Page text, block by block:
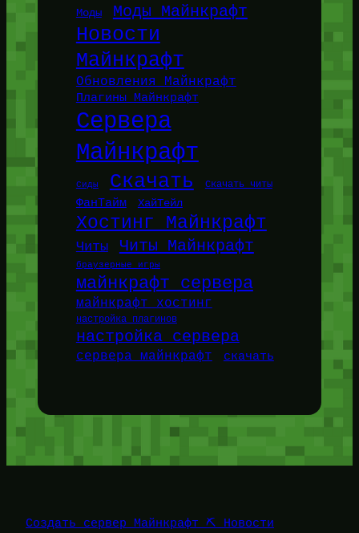
Моды Моды Майнкрафт
Новости
Майнкрафт
Обновления Майнкрафт
Плагины Майнкрафт
Сервера
Майнкрафт
Сиды Скачать Скачать читы
ФанТайм ХайТейл
Хостинг Майнкрафт
Читы Читы Майнкрафт
браузерные игры
майнкрафт сервера
майнкрафт хостинг
настройка плагинов
настройка сервера
сервера майнкрафт скачать
Создать сервер Майнкрафт ⛏️ Новости